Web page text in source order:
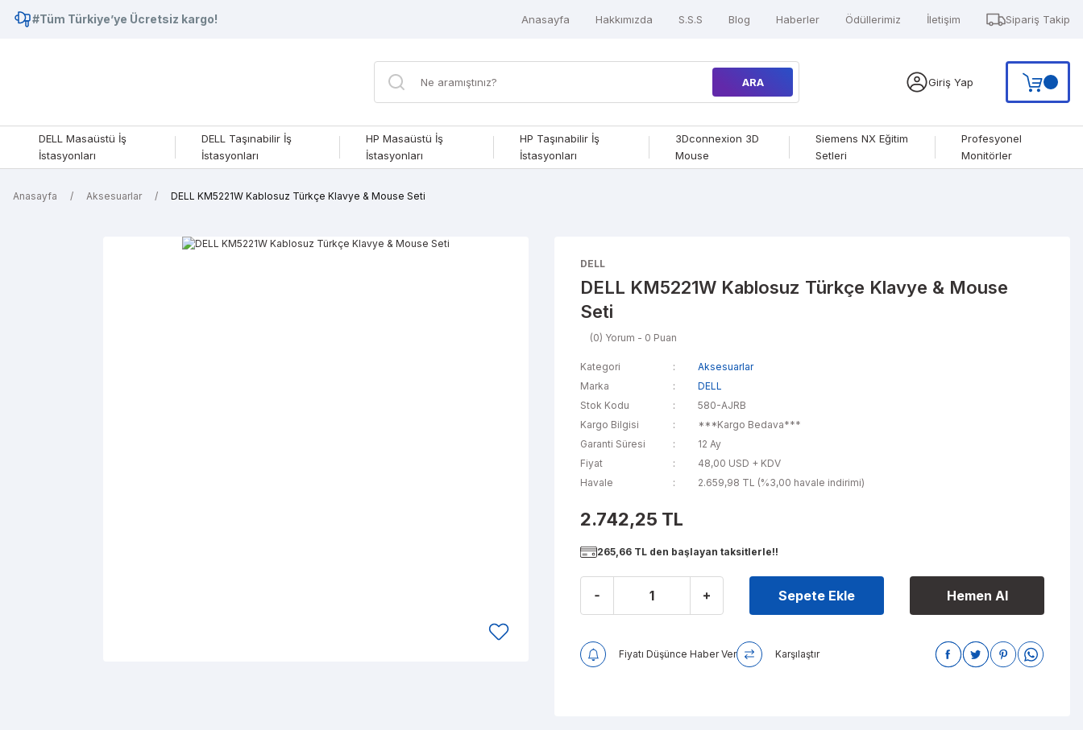
#Tüm Türkiye’ye Ücretsiz kargo! Anasayfa Hakkımızda S.S.S Blog Haberler Ödüllerimiz İletişim Sipariş Takip
ARA Giriş Yap
DELL Masaüstü İş
İstasyonları
DELL Taşınabilir İş
İstasyonları
HP Masaüstü İş
İstasyonları
HP Taşınabilir İş
İstasyonları
3Dconnexion 3D
Mouse
Siemens NX Eğitim
Setleri
Profesyonel
Monitörler
Anasayfa Aksesuarlar DELL KM5221W Kablosuz Türkçe Klavye & Mouse Seti
DELL
DELL KM5221W Kablosuz Türkçe Klavye & Mouse
Seti
(0) Yorum - 0 Puan
Kategori
Aksesuarlar
Marka
DELL
Stok Kodu
580-AJRB
Kargo Bilgisi
***Kargo Bedava***
Garanti Süresi
12 Ay
Fiyat
48,00 USD + KDV
Havale
2.659,98 TL (%3,00 havale indirimi)
2.742,25 TL
265,66 TL den başlayan taksitlerle!!
Sepete Ekle Hemen Al
Fiyatı Düşünce Haber Ver Karşılaştır